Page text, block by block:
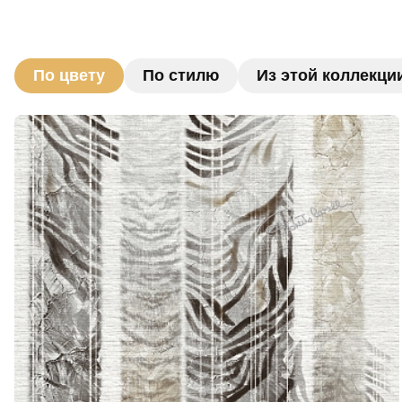
По цвету По стилю Из этой